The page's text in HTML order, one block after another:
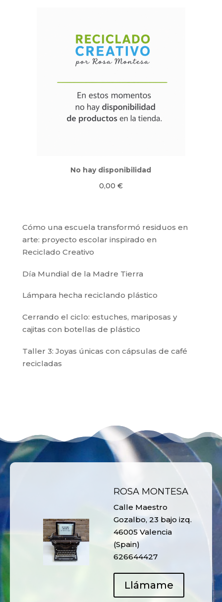
No hay disponibilidad
0,00 €
Cómo una escuela transformó residuos en
arte: proyecto escolar inspirado en
Reciclado Creativo
Día Mundial de la Madre Tierra
Lámpara hecha reciclando plástico
Cerrando el ciclo: estuches, mariposas y
cajitas con botellas de plástico
Taller 3: Joyas únicas con cápsulas de café
recicladas
ROSA MONTESA
Calle Maestro
Gozalbo, 23 bajo izq.
46005 Valencia
(Spain)
626644427
Llámame